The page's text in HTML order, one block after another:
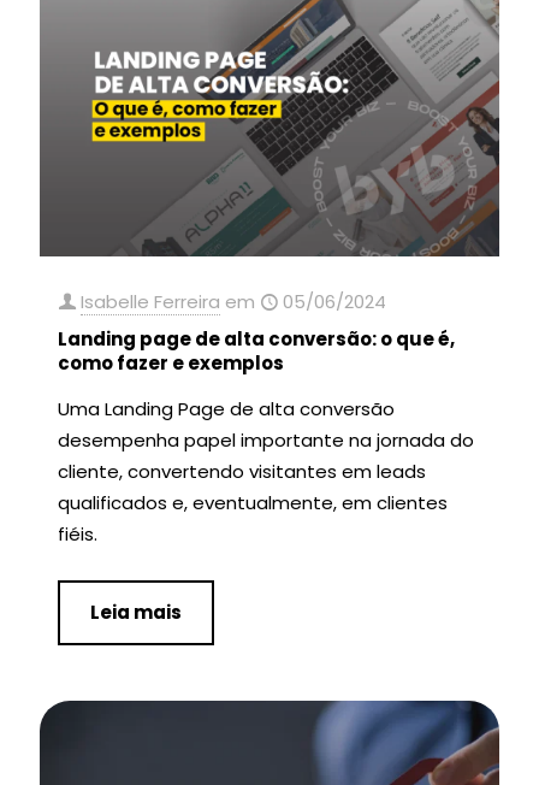
Isabelle Ferreira em
05/06/2024
Landing page de alta conversão: o que é,
como fazer e exemplos
Uma Landing Page de alta conversão
desempenha papel importante na jornada do
cliente, convertendo visitantes em leads
qualificados e, eventualmente, em clientes
fiéis.
Leia mais